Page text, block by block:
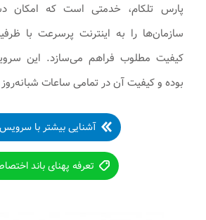
پارس تلکام، خدمتی است که امکان
سازمان‌ها را به اینترنت پرسرعت با
کیفیت مطلوب فراهم می‌سازد. این
بوده و کیفیت آن در تمامی ساعات
آشنایی بیشتر با
تعرفه پهنای باند